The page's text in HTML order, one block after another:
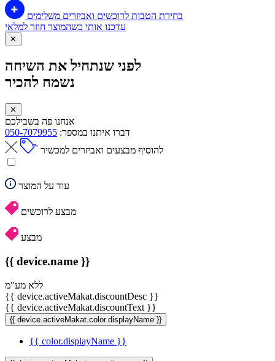
בחירת הטבות לרוכשים ואביזרים משלימים
עדכנו אותי כשהמוצר חוזר למלאי
✕
לפני שנתחיל את השיחה
נשמח להכיר
✕
אנחנו פה בשבילכם
דברו איתנו במספר: 050-7079955
להוסיף מבצעים ואביזרים למכשיר
עוד על המוצר
מבצע לרוכשים
מבצע
{{ device.name }}
ללא מע"מ
{{ device.activeMakat.discountDesc }}
{{ device.activeMakat.discountText }}
{{ device.activeMakat.color.displayName }}
{{ color.displayName }}